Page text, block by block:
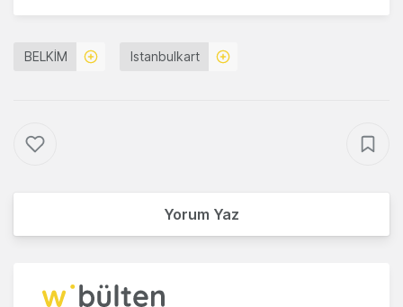
BELKİM Istanbulkart
Yorum Yaz